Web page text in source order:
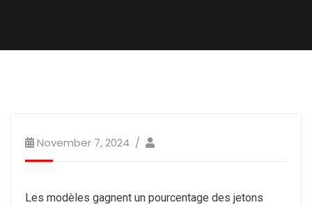
November 7, 2024
Les modèles gagnent un pourcentage des jetons